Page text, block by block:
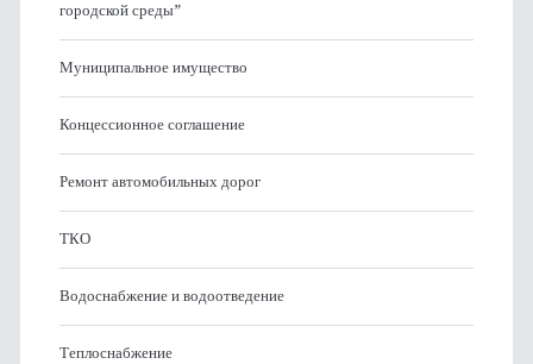
городской среды”
Муниципальное имущество
Концессионное соглашение
Ремонт автомобильных дорог
ТКО
Водоснабжение и водоотведение
Теплоснабжение